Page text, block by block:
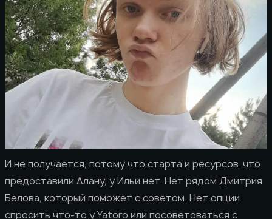
И не получается, потому что старта и ресурсов, что
предоставили Алану, у Ильи нет. Нет рядом Дмитрия
Белова, который поможет с советом. Нет опции
спросить что-то у Yatoro или посоветоваться с